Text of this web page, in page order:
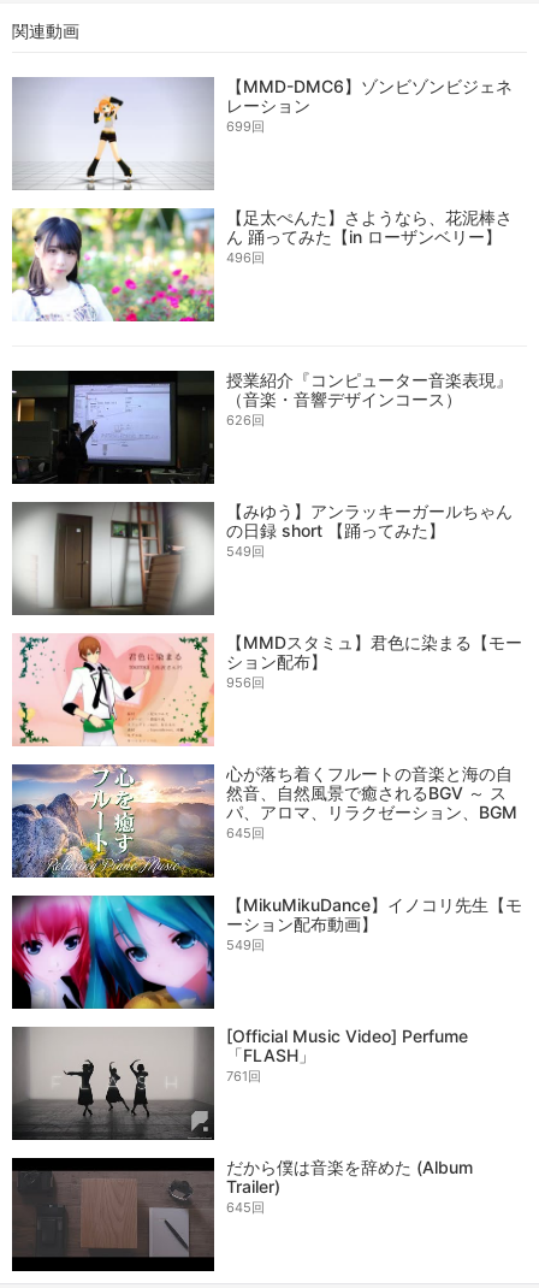
関連動画
【MMD-DMC6】ゾンビゾンビジェネ
レーション
699回
【足太ぺんた】さようなら、花泥棒さ
ん 踊ってみた【in ローザンベリー】
496回
授業紹介『コンピューター音楽表現』
（音楽・音響デザインコース）
626回
【みゆう】アンラッキーガールちゃん
の日録 short 【踊ってみた】
549回
【MMDスタミュ】君色に染まる【モー
ション配布】
956回
心が落ち着くフルートの音楽と海の自
然音、自然風景で癒されるBGV ～ ス
パ、アロマ、リラクゼーション、BGM
645回
【MikuMikuDance】イノコリ先生【モ
ーション配布動画】
549回
[Official Music Video] Perfume
「FLASH」
761回
だから僕は音楽を辞めた (Album
Trailer)
645回